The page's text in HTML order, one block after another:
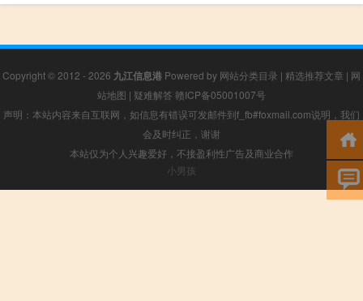
Copyright © 2012 - 2026 九江信息港 Powered by 网站分类目录 | 精选推荐文章 | 网
站地图 | 疑难解答 赣ICP备05001007号
声明：本站内容来自互联网，如信息有错误可发邮件到f_fb#foxmail.com说明，我们
会及时纠正，谢谢
本站仅为个人兴趣爱好，不接盈利性广告及商业合作
小男孩